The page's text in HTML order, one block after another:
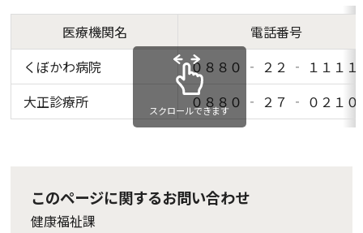
医療機関名
電話番号
くぼかわ病院
０８８０ ‐ ２２ ‐ １１１１
大正診療所
０８８０ ‐ ２７ ‐ ０２１０
スクロールできます
このページに関するお問い合わせ
健康福祉課